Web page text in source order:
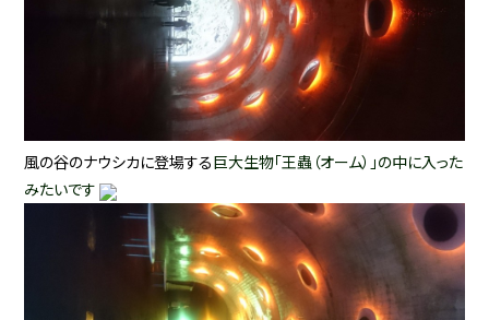
風の谷のナウシカに登場する巨大生物「王蟲（オーム）」の中に入った
みたいです